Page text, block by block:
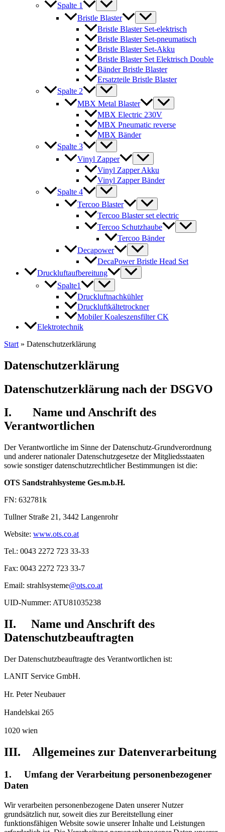
Spalte 1
Bristle Blaster
Bristle Blaster Set-elektrisch
Bristle Blaster Set-pneumatisch
Bristle Blaster Set-Akku
Bristle Blaster Set Elektrisch Double
Bänder Bristle Blaster
Ersatzteile Bristle Blaster
Spalte 2
MBX Metal Blaster
MBX Electric 230V
MBX Pneumatic reverse
MBX Bänder
Spalte 3
Vinyl Zapper
Vinyl Zapper Akku
Vinyl Zapper Bänder
Spalte 4
Tercoo Blaster
Tercoo Blaster set electric
Tercoo Schutzhaube
Tercoo Bänder
Decapower
DecaPower Bristle Head Set
Druckluftaufbereitung
Spalte1
Druckluftnachkühler
Druckluftkältetrockner
Mobiler Koaleszensfilter CK
Elektrotechnik
Start » Datenschutzerklärung
Datenschutzerklärung
Datenschutzerklärung nach der DSGVO
I. Name und Anschrift des
Verantwortlichen
Der Verantwortliche im Sinne der Datenschutz-Grundverordnung
und anderer nationaler Datenschutzgesetze der Mitgliedsstaaten
sowie sonstiger datenschutzrechtlicher Bestimmungen ist die:
OTS Sandstrahlsysteme Ges.m.b.H.
FN: 632781k
Tullner Straße 21, 3442 Langenrohr
Website: www.ots.co.at
Tel.: 0043 2272 723 33-33
Fax: 0043 2272 723 33-7
Email: strahlsysteme@ots.co.at
UID-Nummer: ATU81035238
II. Name und Anschrift des
Datenschutzbeauftragten
Der Datenschutzbeauftragte des Verantwortlichen ist:
LANIT Service GmbH.
Hr. Peter Neubauer
Handelskai 265
1020 wien
III. Allgemeines zur Datenverarbeitung
1. Umfang der Verarbeitung personenbezogener
Daten
Wir verarbeiten personenbezogene Daten unserer Nutzer
grundsätzlich nur, soweit dies zur Bereitstellung einer
funktionsfähigen Website sowie unserer Inhalte und Leistungen